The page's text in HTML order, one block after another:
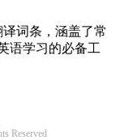
词条，涵盖了常
语学习的必备工
Reserved